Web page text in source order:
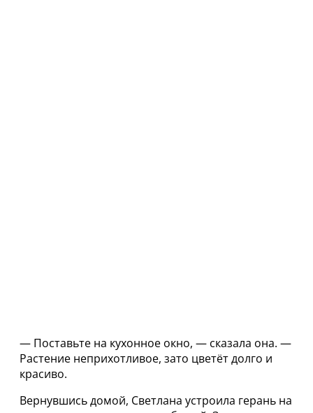
— Поставьте на кухонное окно, — сказала она. —
Растение неприхотливое, зато цветёт долго и
красиво.
Вернувшись домой, Светлана устроила герань на